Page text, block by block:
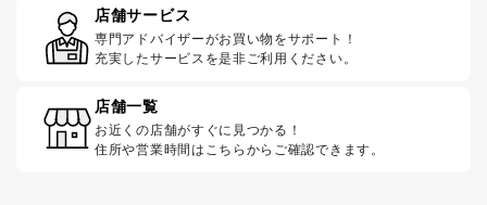
店舗サービス
専門アドバイザーがお買い物をサポート！
充実したサービスを是非ご利用ください。
店舗一覧
お近くの店舗がすぐに見つかる！
住所や営業時間はこちらからご確認できます。